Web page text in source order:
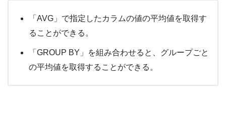
「AVG」で指定したカラムの値の平均値を取得す
ることができる。
「GROUP BY」を組み合わせると、グループごと
の平均値を取得することができる。